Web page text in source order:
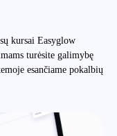
kursai Easyglow
turėsite galimybę
esančiame pokalbių